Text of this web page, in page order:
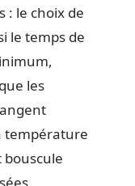
: le choix de
le temps de
les
température